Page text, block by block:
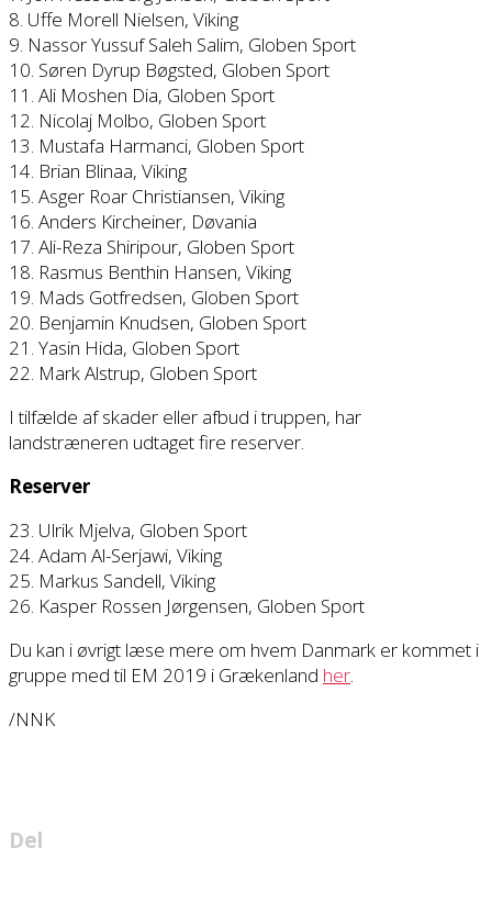
8. Uffe Morell Nielsen, Viking
9. Nassor Yussuf Saleh Salim, Globen Sport
10. Søren Dyrup Bøgsted, Globen Sport
11. Ali Moshen Dia, Globen Sport
12. Nicolaj Molbo, Globen Sport
13. Mustafa Harmanci, Globen Sport
14. Brian Blinaa, Viking
15. Asger Roar Christiansen, Viking
16. Anders Kircheiner, Døvania
17. Ali-Reza Shiripour, Globen Sport
18. Rasmus Benthin Hansen, Viking
19. Mads Gotfredsen, Globen Sport
20. Benjamin Knudsen, Globen Sport
21. Yasin Hida, Globen Sport
22. Mark Alstrup, Globen Sport
I tilfælde af skader eller afbud i truppen, har
landstræneren udtaget fire reserver.
Reserver
23. Ulrik Mjelva, Globen Sport
24. Adam Al-Serjawi, Viking
25. Markus Sandell, Viking
26. Kasper Rossen Jørgensen, Globen Sport
Du kan i øvrigt læse mere om hvem Danmark er kommet i
gruppe med til EM 2019 i Grækenland her.
/NNK
Del